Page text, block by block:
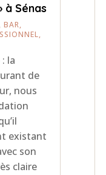
à Sénas
,BAR,
,
la
de
nous
existant
son
claire